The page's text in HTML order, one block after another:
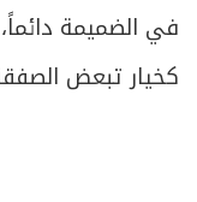
في الضميمة دائماً،
كخيار تبعض